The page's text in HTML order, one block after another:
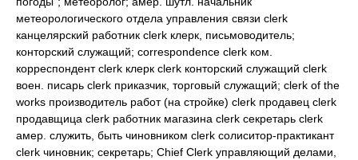
метеорологического отдела управления связи clerk
канцелярский работник clerk клерк, письмоводитель;
конторский служащий; correspondence clerk ком.
корреспондент clerk клерк clerk конторский служащий clerk
воен. писарь clerk приказчик, торговый служащий; clerk of the
works производитель работ (на стройке) clerk продавец clerk
продавщица clerk работник магазина clerk секретарь clerk
амер. служить, быть чиновником clerk солиситор-практикант
clerk чиновник; секретарь; Chief Clerk управляющий делами,